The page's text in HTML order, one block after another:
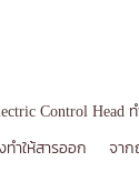
Control Head ท
ทำให้สารออก จา